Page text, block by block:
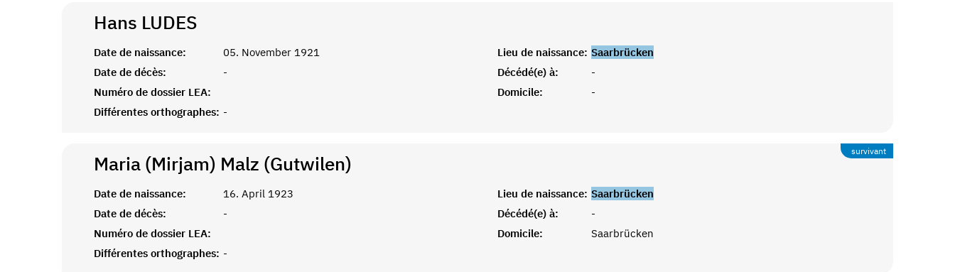
Hans LUDES
Date de naissance: 05. November 1921 Lieu de naissance: Saarbrücken
Date de décès:
- Décédé(e) à:
-
Numéro de dossier LEA:
Domicile:
-
Différentes orthographes: -
survivant
Maria (Mirjam) Malz (Gutwilen)
Date de naissance: 16. April 1923 Lieu de naissance: Saarbrücken
Date de décès:
- Décédé(e) à:
-
Numéro de dossier LEA:
Domicile:
Saarbrücken
Différentes orthographes: -